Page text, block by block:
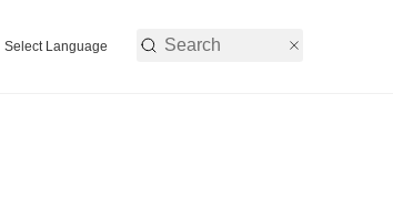
Select Language